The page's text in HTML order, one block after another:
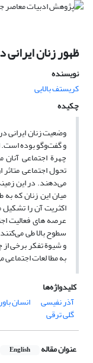
ظهور زنان
نویسنده
کریستف بالایی
چکیده
وضعیت زنان ایرانی
و گفت‌‌وگو بوده است.
چهرة اجتماعی
تحول اجتماعی
می‌دهند. در این
میان این زنان که
اکثریت آن را
عرصه های فعالیت
سطوح بالا طی
و شیوة تفکر برخی
به مطا لعات
کلیدواژه‌ها
آذر نفیسی
انسان
گلی ترقی
عنوان مقاله English